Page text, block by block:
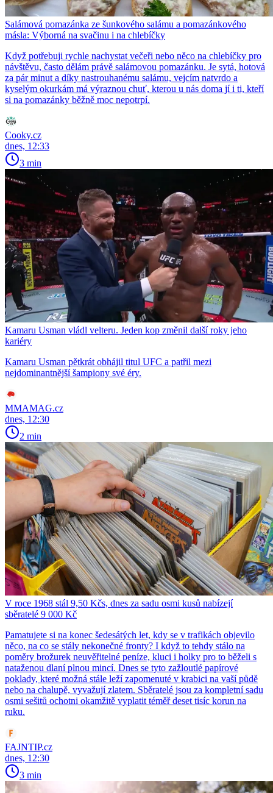
Salámová pomazánka ze šunkového salámu a pomazánkového
másla: Výborná na svačinu i na chlebíčky
Když potřebuji rychle nachystat večeři nebo něco na chlebíčky pro
návštěvu, často dělám právě salámovou pomazánku. Je sytá, hotová
za pár minut a díky nastrouhanému salámu, vejcím natvrdo a
kyselým okurkám má výraznou chuť, kterou u nás doma jí i ti, kteří
si na pomazánky běžně moc nepotrpí.
Cooky.cz
dnes, 12:33
3 min
Kamaru Usman vládl velteru. Jeden kop změnil další roky jeho
kariéry
Kamaru Usman pětkrát obhájil titul UFC a patřil mezi
nejdominantnější šampiony své éry.
MMAMAG.cz
dnes, 12:30
2 min
V roce 1968 stál 9,50 Kčs, dnes za sadu osmi kusů nabízejí
sběratelé 9 000 Kč
Pamatujete si na konec šedesátých let, kdy se v trafikách objevilo
něco, na co se stály nekonečné fronty? I když to tehdy stálo na
poměry brožurek neuvěřitelné peníze, kluci i holky pro to běželi s
nataženou dlaní plnou mincí. Dnes se tyto zažloutlé papírové
poklady, které možná stále leží zapomenuté v krabici na vaší půdě
nebo na chalupě, vyvažují zlatem. Sběratelé jsou za kompletní sadu
osmi sešitů ochotni okamžitě vyplatit téměř deset tisíc korun na
ruku.
FAJNTIP.cz
dnes, 12:30
3 min